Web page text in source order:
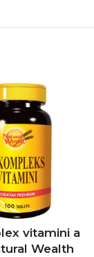
vitamini a
Wealth